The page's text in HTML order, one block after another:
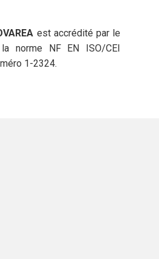
est accrédité par le
norme NF EN ISO/CEI
1-2324.